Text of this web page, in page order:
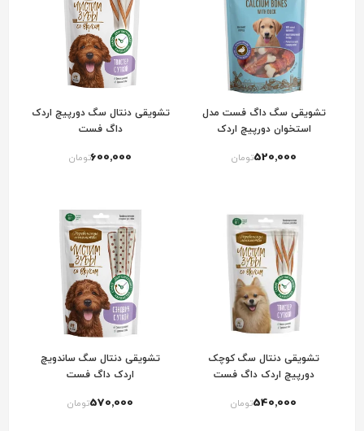
تشویقی سگ داگ فست مدل
استخوان دورپیچ اردک
520٬000تومان
تشویقی دنتال سگ دورپیچ اردک
داگ فست
600٬000تومان
تشویقی دنتال سگ کوچک
دورپیچ اردک داگ فست
540٬000تومان
تشویقی دنتال سگ ساندویچ
اردک داگ فست
570٬000تومان